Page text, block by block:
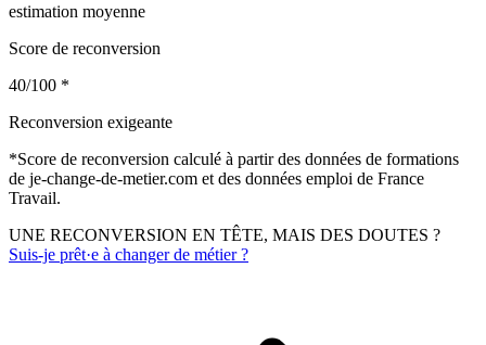
estimation moyenne
Score de reconversion
40/100 *
Reconversion exigeante
*Score de reconversion calculé à partir des données de formations
de je-change-de-metier.com et des données emploi de France
Travail.
UNE RECONVERSION EN TÊTE, MAIS DES DOUTES ?
Suis-je prêt·e à changer de métier ?